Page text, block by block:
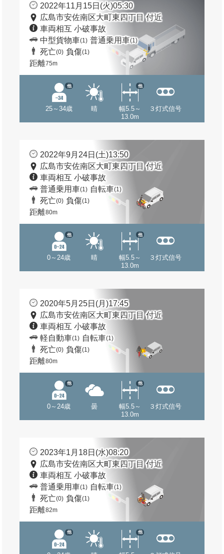
2022年11月15日(火)05:30
広島市安佐南区大町東四丁目 付近
車両相互 小破事故
中型貨物車(1) 普通乗用車(1)
死亡(0) 負傷(1)
距離75m
25～34歳
他
晴
幅5.5～
13.0m
他
３灯式信号
2022年9月24日(土)13:50
広島市安佐南区大町東四丁目 付近
車両相互 小破事故
普通乗用車(1) 自転車(1)
死亡(0) 負傷(1)
距離80m
0～24歳
他
晴
幅5.5～
13.0m
他
３灯式信号
2020年5月25日(月)17:45
広島市安佐南区大町東四丁目 付近
車両相互 小破事故
軽自動車(1) 自転車(1)
死亡(0) 負傷(1)
距離80m
0～24歳
他
曇
幅5.5～
13.0m
他
３灯式信号
2023年1月18日(水)08:20
広島市安佐南区大町東四丁目 付近
車両相互 小破事故
普通乗用車(1) 自転車(1)
死亡(0) 負傷(1)
距離82m
他 他